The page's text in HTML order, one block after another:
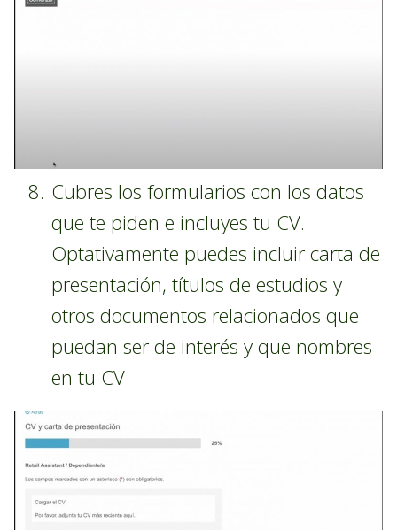
Cubres los formularios con los datos
que te piden e incluyes tu CV.
Optativamente puedes incluir carta de
presentación, títulos de estudios y
otros documentos relacionados que
puedan ser de interés y que nombres
en tu CV